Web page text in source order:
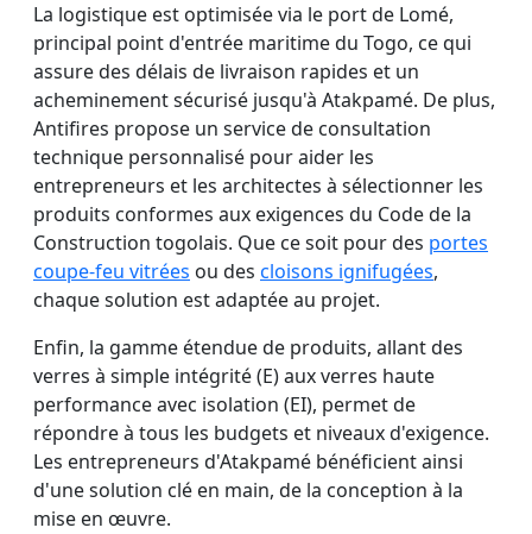
La logistique est optimisée via le port de Lomé,
principal point d'entrée maritime du Togo, ce qui
assure des délais de livraison rapides et un
acheminement sécurisé jusqu'à Atakpamé. De plus,
Antifires propose un service de consultation
technique personnalisé pour aider les
entrepreneurs et les architectes à sélectionner les
produits conformes aux exigences du Code de la
Construction togolais. Que ce soit pour des portes
coupe-feu vitrées ou des cloisons ignifugées,
chaque solution est adaptée au projet.
Enfin, la gamme étendue de produits, allant des
verres à simple intégrité (E) aux verres haute
performance avec isolation (EI), permet de
répondre à tous les budgets et niveaux d'exigence.
Les entrepreneurs d'Atakpamé bénéficient ainsi
d'une solution clé en main, de la conception à la
mise en œuvre.